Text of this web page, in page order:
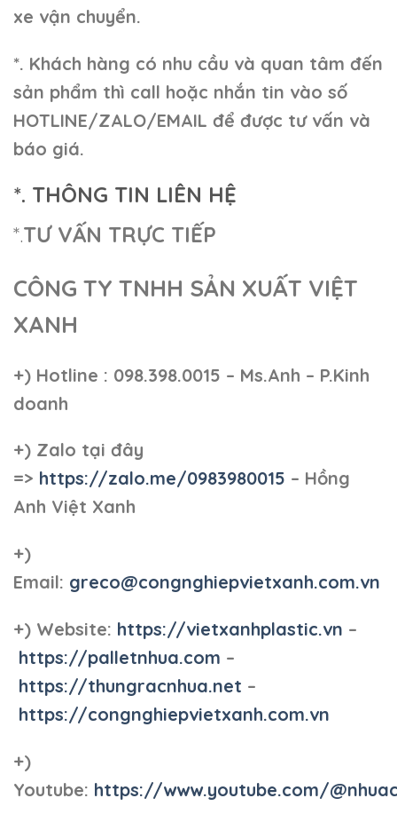
xe vận chuyển.
*. Khách hàng có nhu cầu và quan tâm đến
sản phẩm thì call hoặc nhắn tin vào số
HOTLINE/ZALO/EMAIL để được tư vấn và
báo giá.
*. THÔNG TIN LIÊN HỆ
*.TƯ VẤN TRỰC TIẾP
CÔNG TY TNHH SẢN XUẤT VIỆT
XANH
+) Hotline : 098.398.0015 – Ms.Anh – P.Kinh
doanh
+) Zalo tại đây
=> https://zalo.me/0983980015 – Hồng
Anh Việt Xanh
+)
Email: greco@congnghiepvietxanh.com.vn
+) Website: https://vietxanhplastic.vn –
https://palletnhua.com –
https://thungracnhua.net –
https://congnghiepvietxanh.com.vn
+)
Youtube: https://www.youtube.com/